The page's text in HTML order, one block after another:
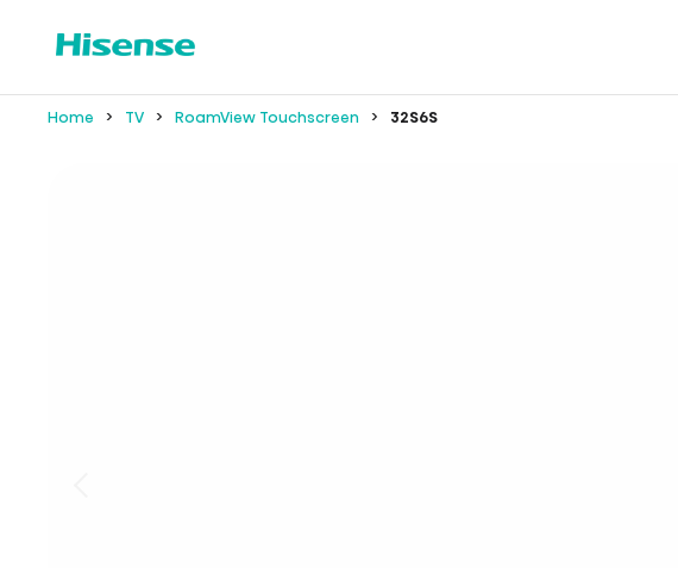
Home TV RoamView Touchscreen 32S6S